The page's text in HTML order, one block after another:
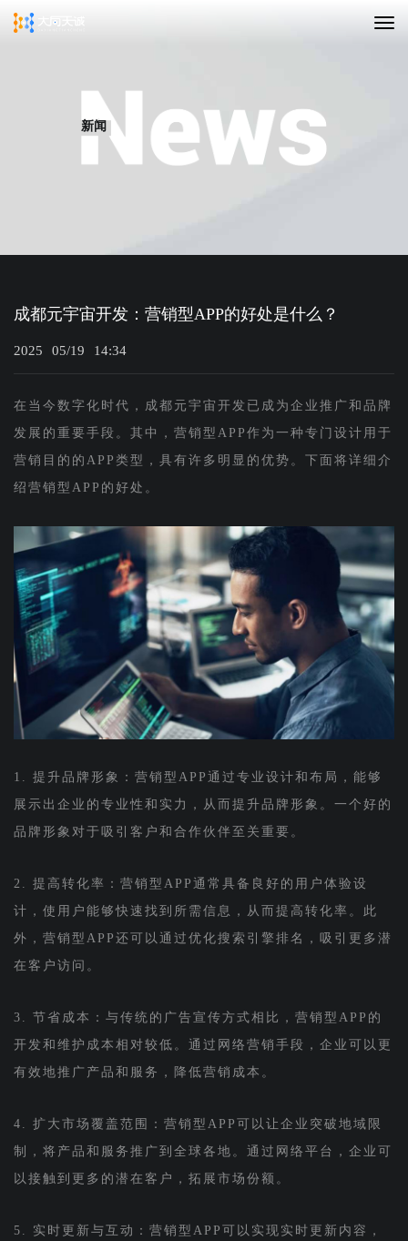
新闻
成都元宇宙开发：营销型APP的好处是什么？
2025 05/19 14:34
在当今数字化时代，成都元宇宙开发已成为企业推广和品牌
发展的重要手段。其中，营销型APP作为一种专门设计用于
营销目的的APP类型，具有许多明显的优势。下面将详细介
绍营销型APP的好处。
1. 提升品牌形象：营销型APP通过专业设计和布局，能够
展示出企业的专业性和实力，从而提升品牌形象。一个好的
品牌形象对于吸引客户和合作伙伴至关重要。
2. 提高转化率：营销型APP通常具备良好的用户体验设
计，使用户能够快速找到所需信息，从而提高转化率。此
外，营销型APP还可以通过优化搜索引擎排名，吸引更多潜
在客户访问。
3. 节省成本：与传统的广告宣传方式相比，营销型APP的
开发和维护成本相对较低。通过网络营销手段，企业可以更
有效地推广产品和服务，降低营销成本。
4. 扩大市场覆盖范围：营销型APP可以让企业突破地域限
制，将产品和服务推广到全球各地。通过网络平台，企业可
以接触到更多的潜在客户，拓展市场份额。
5. 实时更新与互动：营销型APP可以实现实时更新内容，